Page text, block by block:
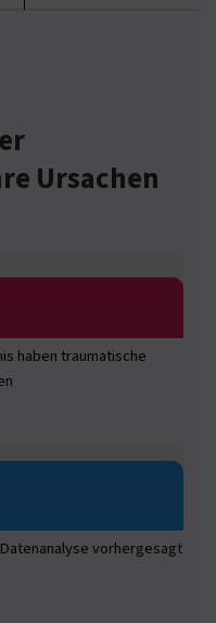
Ursachen
haben traumatische
vorhergesagt